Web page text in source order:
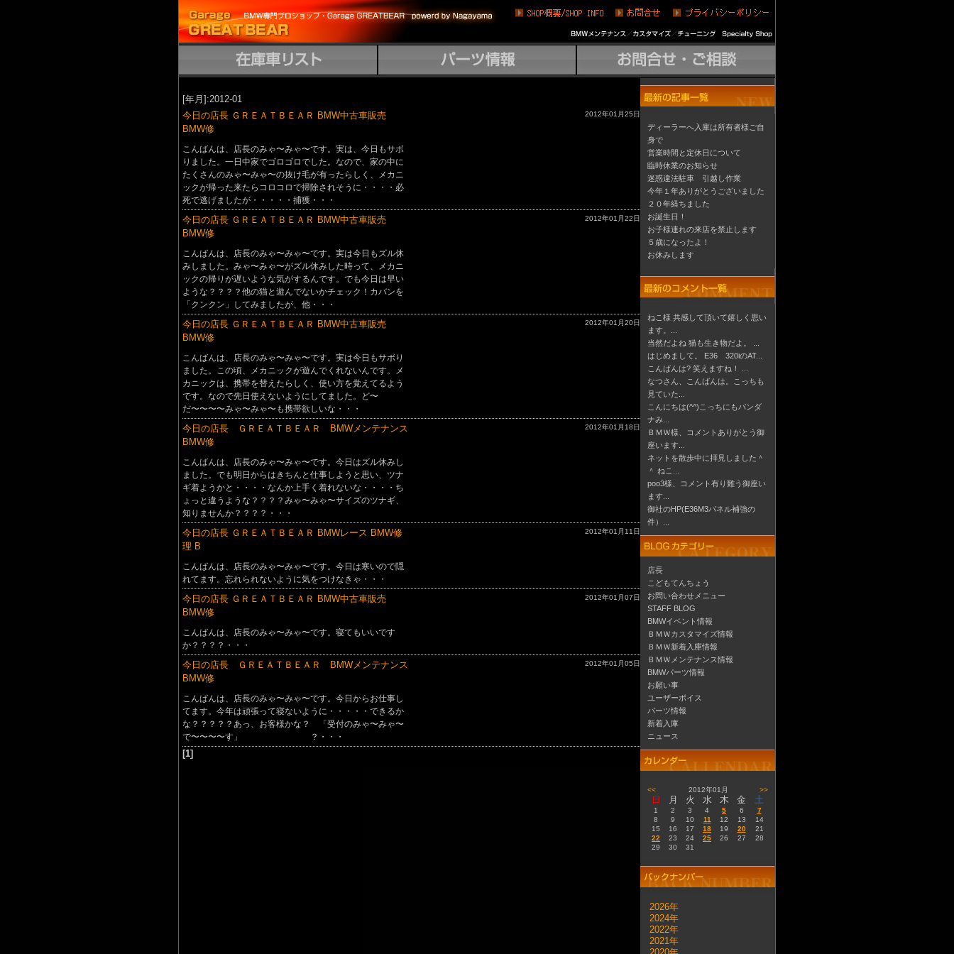
[年月]:2012-01
今日の店長 ＧＲＥＡＴＢＥＡＲ BMW中古車販売
BMW修
こんばんは、店長のみゃ〜みゃ〜です。実は、今日もサボ
りました。一日中家でゴロゴロでした。なので、家の中に
たくさんのみゃ〜みゃ〜の抜け毛が有ったらしく、メカニ
ックが帰った来たらコロコロで掃除されそうに・・・・必
死で逃げましたが・・・・・捕獲・・・
2012年01月25日
今日の店長 ＧＲＥＡＴＢＥＡＲ BMW中古車販売
BMW修
こんばんは、店長のみゃ〜みゃ〜です。実は今日もズル休
みしました。みゃ〜みゃ〜がズル休みした時って、メカニ
ックの帰りが遅いような気がするんです。でも今日は早い
ような？？？？他の猫と遊んでないかチェック！カバンを
「クンクン」してみましたが、他・・・
2012年01月22日
今日の店長 ＧＲＥＡＴＢＥＡＲ BMW中古車販売
BMW修
こんばんは、店長のみゃ〜みゃ〜です。実は今日もサボり
ました。この頃、メカニックが遊んでくれないんです。メ
カニックは、携帯を替えたらしく、使い方を覚えてるよう
です。なので先日使えないようにしてました。ど〜
だ〜〜〜〜みゃ〜みゃ〜も携帯欲しいな・・・
2012年01月20日
今日の店長 ＧＲＥＡＴＢＥＡＲ BMWメンテナンス
BMW修
こんばんは、店長のみゃ〜みゃ〜です。今日はズル休みし
ました。でも明日からはきちんと仕事しようと思い、ツナ
ギ着ようかと・・・・なんか上手く着れないな・・・・ち
ょっと違うような？？？？みゃ〜みゃ〜サイズのツナギ、
知りませんか？？？？・・・
2012年01月18日
今日の店長 ＧＲＥＡＴＢＥＡＲ BMWレース BMW修
理 B
こんばんは、店長のみゃ〜みゃ〜です。今日は寒いので隠
れてます。忘れられないように気をつけなきゃ・・・
2012年01月11日
今日の店長 ＧＲＥＡＴＢＥＡＲ BMW中古車販売
BMW修
こんばんは、店長のみゃ〜みゃ〜です。寝てもいいです
か？？？？・・・
2012年01月07日
今日の店長 ＧＲＥＡＴＢＥＡＲ BMWメンテナンス
BMW修
こんばんは、店長のみゃ〜みゃ〜です。今日からお仕事し
てます。今年は頑張って寝ないように・・・・・できるか
な？？？？？あっ、お客様かな？ 「受付のみゃ〜みゃ〜
で〜〜〜〜す」 ？・・・
2012年01月05日
[1]
ディーラーへ入庫は所有者様ご自
身で
営業時間と定休日について
臨時休業のお知らせ
迷惑違法駐車 引越し作業
今年１年ありがとうございました
２０年経ちました
お誕生日！
お子様連れの来店を禁止します
５歳になったよ！
お休みします
ねこ様 共感して頂いて嬉しく思い
ます。...
当然だよね 猫も生き物だよ。 ...
はじめまして。 E36 320iのAT...
こんばんは? 笑えますね！ ...
なつさん、こんばんは。こっちも
見ていた...
こんにちは(^^)こっちにもバンダ
ナみ...
ＢＭＷ様、コメントありがとう御
座います...
ネットを散歩中に拝見しました＾
＾ ねこ...
poo3様、コメント有り難う御座い
ます...
御社のHP(E36M3パネル補強の
件）...
店長
こどもてんちょう
お問い合わせメニュー
STAFF BLOG
BMWイベント情報
ＢＭＷカスタマイズ情報
ＢＭＷ新着入庫情報
ＢＭＷメンテナンス情報
BMWパーツ情報
お願い事
ユーザーボイス
パーツ情報
新着入庫
ニュース
<< 2012年01月 >>
日 月 火 水 木 金 土
1 2 3 4 5 6
7
8
9 10 11 12 13
14
15
16 17 18 19 20
21
22
23 24 25 26 27
28
29
30 31
2026年
2024年
2022年
2021年